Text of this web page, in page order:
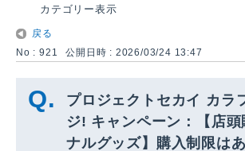
カテゴリー表示
戻る
No : 921
公開日時 : 2026/03/24 13:47
プロジェクトセカイ カラ
ジ! キャンペーン：【店
ナルグッズ】購入制限は